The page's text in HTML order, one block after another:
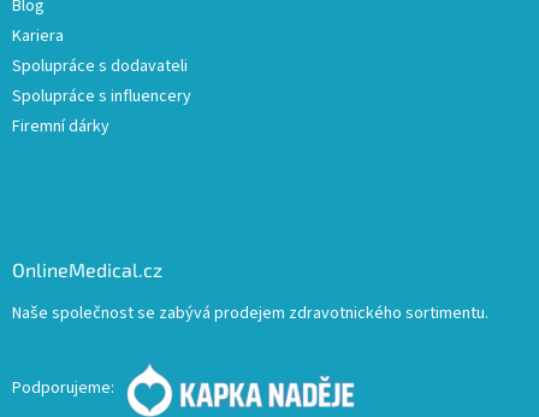
Blog
Kariera
Spolupráce s dodavateli
Spolupráce s influencery
Firemní dárky
OnlineMedical.cz
Naše společnost se zabývá prodejem zdravotnického sortimentu.
Podporujeme: